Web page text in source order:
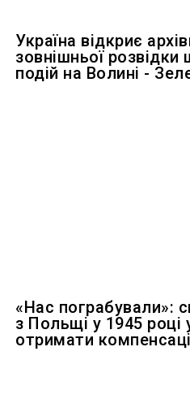
Україна відкриє
зовнішньої розвідки
подій на Волині -
«Нас пограбували»:
з Польщі у 1945 році
отримати